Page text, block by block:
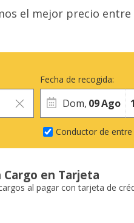
el mejor precio
Fecha de recogida:
Dom, 09Ago
Conductor de
Cargo en Tarjeta
al pagar con tarjeta de